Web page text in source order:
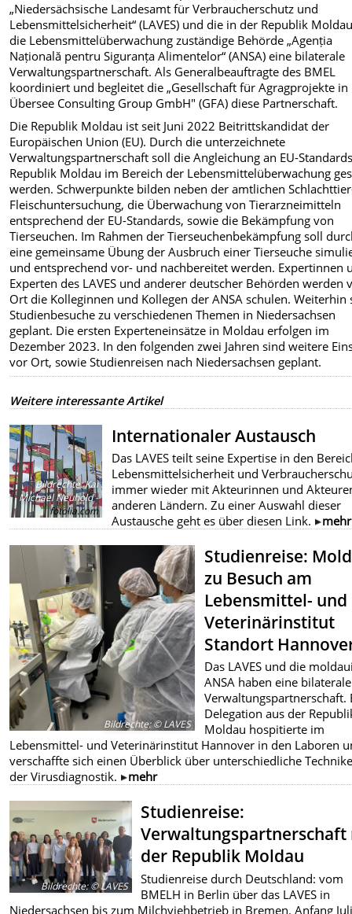
„Niedersächsische Landesamt für Verbraucherschutz und
Lebensmittelsicherheit“ (LAVES) und die in der Republik
die Lebensmittelüberwachung zuständige Behörde „Agenția
Națională pentru Siguranța Alimentelor“ (ANSA) eine bilaterale
Verwaltungspartnerschaft.Als Generalbeauftragte des BMEL
koordiniert und begleitet die „Gesellschaft für Agragprojekte in
Übersee Consulting Group GmbH" (GFA) diese Partnerschaft.
Die Republik Moldau ist seit Juni 2022 Beitrittskandidat der
Europäischen Union (EU). Durch die unterzeichnete
Verwaltungspartnerschaft soll die Angleichung an EU-
Republik Moldau im Bereich der Lebensmittelüberwachung
werden. Schwerpunkte bilden neben der amtlichen
Fleischuntersuchung, die Überwachung von Tierarzneimitteln
entsprechend der EU-Standards, sowie die Bekämpfung von
Tierseuchen. Im Rahmen der Tierseuchenbekämpfung soll
eine gemeinsame Übung der Ausbruch einer Tierseuche
und entsprechend vor- und nachbereitet werden. Expertinnen
Experten des LAVES und anderer deutscher Behörden werden
Ort die Kolleginnen und Kollegen der ANSA schulen. Weiterhin
Studienbesuche zu verschiedenen Themen in Niedersachsen
geplant. Die ersten Experteneinsätze in Moldau erfolgen im
Dezember 2023. In den folgenden zwei Jahren sind weitere
vor Ort, sowie Studienreisen nach Niedersachsen geplant.
Weitere interessante Artikel
Bildrechte:Kai
Michael Neuhold -
fotolia.com
Internationaler Austausch
Das LAVES teilt seine Expertise in den
Lebensmittelsicherheit und
immer wieder mit Akteurinnen und
anderen Ländern. Zu einer Auswahl dieser
Austausche geht es über diesen Link.
mehr
Bildrechte:© LAVES
Studienreise:
zu Besuch am
Lebensmittel- und
Veterinärinstitut
Standort
Das LAVES und die
ANSA haben eine bilaterale
Verwaltungspartnerschaft.
Delegation aus der
Moldau hospitierte im
Lebensmittel- und Veterinärinstitut Hannover in den Laboren
verschaffte sich einen Überblick über unterschiedliche
der Virusdiagnostik.
mehr
Bildrechte:© LAVES
Studienreise:
der Republik Moldau
Studienreise durch Deutschland: vom
BMELH in Berlin über das LAVES in
Niedersachsen bis zum Milchviehbetrieb in Bremen. Anfang